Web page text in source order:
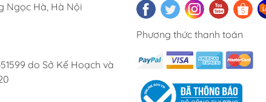
Ngọc Hà, Hà Nội
do Sở Kế Hoạch và
Phương thức thanh toán